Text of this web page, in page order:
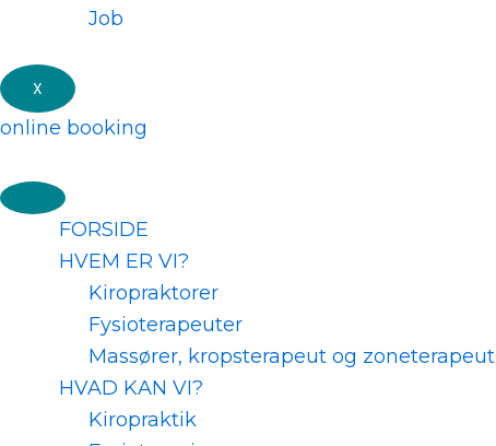
Job
X
online booking
FORSIDE
HVEM ER VI?
Kiropraktorer
Fysioterapeuter
Massører, kropsterapeut og zoneterapeut
HVAD KAN VI?
Kiropraktik